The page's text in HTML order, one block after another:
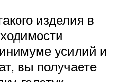
изделия в
усилий и
вы получаете